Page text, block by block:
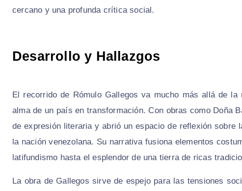
cercano y una profunda crítica social.
Desarrollo y Hallazgos
El recorrido de Rómulo Gallegos va mucho más allá de
alma de un país en transformación. Con obras como Doña
de expresión literaria y abrió un espacio de reflexión sobre
la nación venezolana. Su narrativa fusiona elementos
latifundismo hasta el esplendor de una tierra de ricas
La obra de Gallegos sirve de espejo para las tensiones